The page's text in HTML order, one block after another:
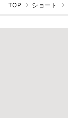
TOP ショート